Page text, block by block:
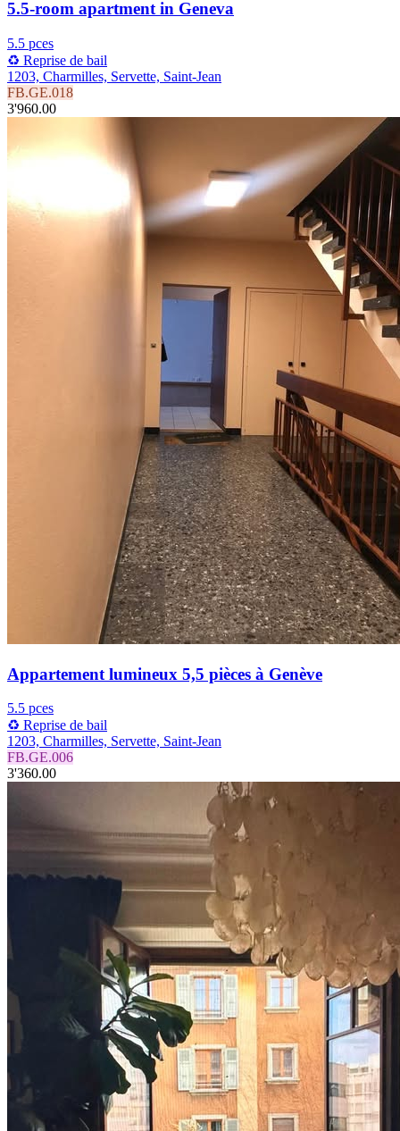
5.5-room apartment in Geneva
5.5 pces
♻️ Reprise de bail
1203, Charmilles, Servette, Saint-Jean
FB.GE.018
3'960.00
Appartement lumineux 5,5 pièces à Genève
5.5 pces
♻️ Reprise de bail
1203, Charmilles, Servette, Saint-Jean
FB.GE.006
3'360.00